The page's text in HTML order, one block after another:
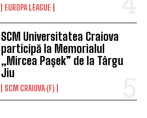
EUROPA LEAGUE
SCM Universitatea Craiova
participă la Memorialul
„Mircea Pașek” de la Târgu
Jiu
SCM CRAIOVA (F)